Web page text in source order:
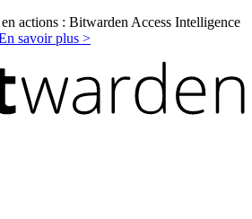
actions : Bitwarden Access Intelligence
savoir plus >